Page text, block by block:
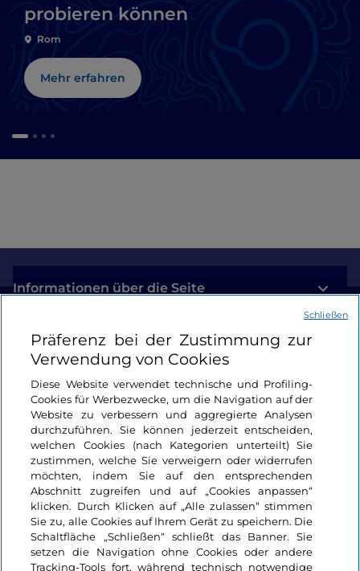
probieren können
Rom
Mehr erfahren
Informationen über die Seite
Nützliche Links
Login
Bleiben wir in Kontakt
Präferenz bei der Zustimmung zur
Verwendung von Cookies
Diese Website verwendet technische und Profiling-
Cookies für Werbezwecke, um die Navigation auf der
Website zu verbessern und aggregierte Analysen
durchzuführen. Sie können jederzeit entscheiden,
welchen Cookies (nach Kategorien unterteilt) Sie
zustimmen, welche Sie verweigern oder widerrufen
möchten, indem Sie auf den entsprechenden
Abschnitt zugreifen und auf „Cookies anpassen“
klicken. Durch Klicken auf „Alle zulassen“ stimmen
Sie zu, alle Cookies auf Ihrem Gerät zu speichern. Die
Schaltfläche „Schließen“ schließt das Banner. Sie
setzen die Navigation ohne Cookies oder andere
Tracking-Tools fort, während technisch notwendige
Schließen